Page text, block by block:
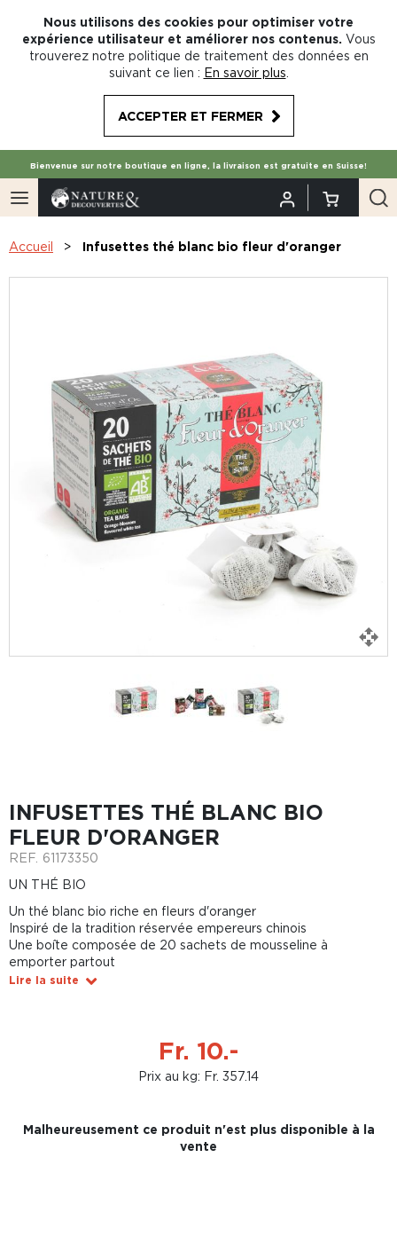
Nous utilisons des cookies pour optimiser votre
expérience utilisateur et améliorer nos contenus. Vous
trouverez notre politique de traitement des données en
suivant ce lien : En savoir plus
ACCEPTER ET FERMER
Bienvenue sur notre boutique en ligne, la livraison est gratuite en Suisse!
Accueil Infusettes thé blanc bio fleur d'oranger
INFUSETTES THÉ BLANC BIO
FLEUR D'ORANGER
REF. 61173350
UN THÉ BIO
Un thé blanc bio riche en fleurs d'oranger
Inspiré de la tradition réservée empereurs chinois
Une boîte composée de 20 sachets de mousseline à
emporter partout
Lire la suite
Fr. 10.-
Prix au kg: Fr. 357.14
Malheureusement ce produit n'est plus disponible à la
vente